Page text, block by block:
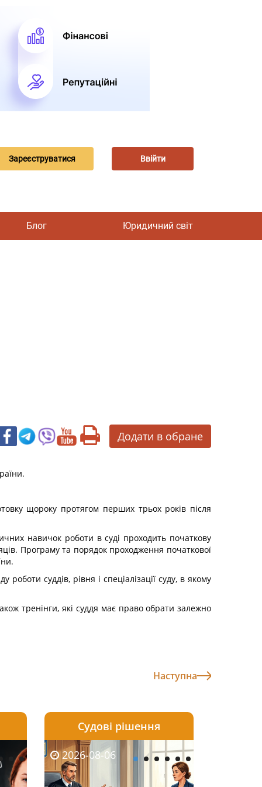
Зареєструватися Ввійти
Блог Юридичний світ
Додати в обране
щороку протягом перших трьох років після
навичок роботи в суді проходить початкову
Програму та порядок проходження початкової
роботи суддів, рівня і спеціалізації суду, в якому
тренінги, які суддя має право обрати залежно
Наступна
2026-08-05 2026-08-05
2026-08-03 2026-08-03
2026-08-06 2026-08-06
Судові рішення
2026-08-06